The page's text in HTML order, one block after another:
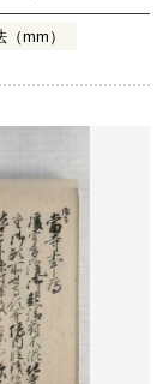
（mm）